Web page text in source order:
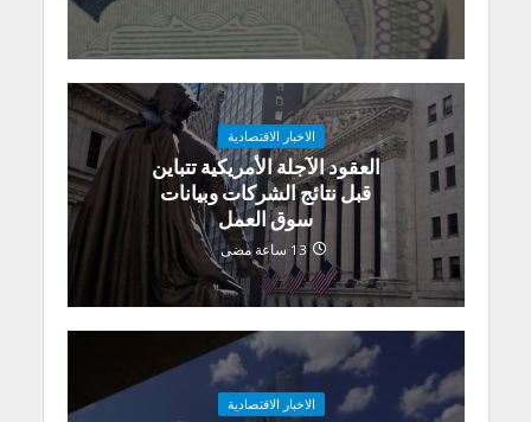
الاخبار الاقتصادية
العقود الآجلة الأمريكية تتباين
قبل نتائج الشركات وبيانات
سوق العمل
13 ساعة مضى
الاخبار الاقتصادية